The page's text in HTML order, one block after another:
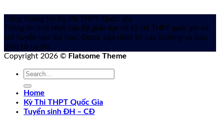
Cổng thông tin Kỳ thi THPT Quốc gia
Thông tin mới nhất của Bộ giáo dục về kỳ thi THPT quốc gia và
xét tuyển vào đại học. Được cập nhật từ các trường và báo
điện tử uy tín.
Copyright 2026 © Flatsome Theme
Home
Kỳ Thi THPT Quốc Gia
Tuyển sinh ĐH – CĐ